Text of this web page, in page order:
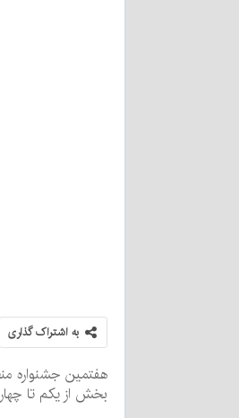
به اشتراک گذاری
هفتمین جشنواره
بخش از یکم تا